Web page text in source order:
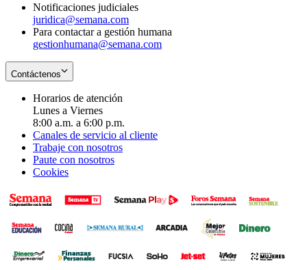
Notificaciones judiciales
juridica@semana.com
Para contactar a gestión humana
gestionhumana@semana.com
Contáctenos
Horarios de atención
Lunes a Viernes
8:00 a.m. a 6:00 p.m.
Canales de servicio al cliente
Trabaje con nosotros
Paute con nosotros
Cookies